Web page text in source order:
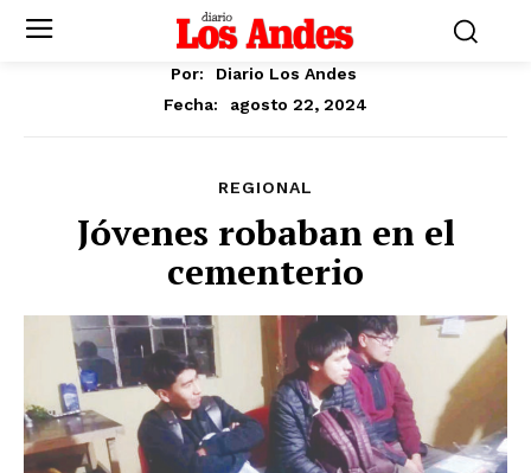
Por:
Diario Los Andes
Fecha:
agosto 22, 2024
REGIONAL
Jóvenes robaban en el
cementerio